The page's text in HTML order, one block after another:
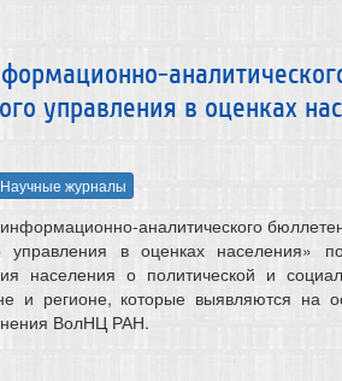
управления в оценках
Научные журналы
информационно-аналитического
управления в оценках населения»
населения о политической и
и регионе, которые выявляются на
ВолНЦ РАН.